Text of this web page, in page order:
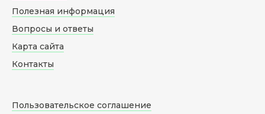
Полезная информация
Вопросы и ответы
Карта сайта
Контакты
Пользовательское соглашение